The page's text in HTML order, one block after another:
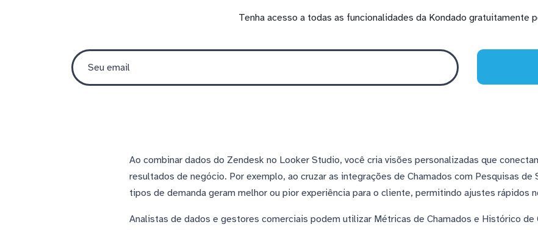
Tenha acesso a todas as funcionalidades da Kondado gratuitamente
Ao combinar dados do Zendesk no Looker Studio, você cria visões personalizadas que
resultados de negócio. Por exemplo, ao cruzar as integrações de Chamados com Pesquisas
tipos de demanda geram melhor ou pior experiência para o cliente, permitindo ajustes rápidos
Analistas de dados e gestores comerciais podem utilizar Métricas de Chamados e Histórico de